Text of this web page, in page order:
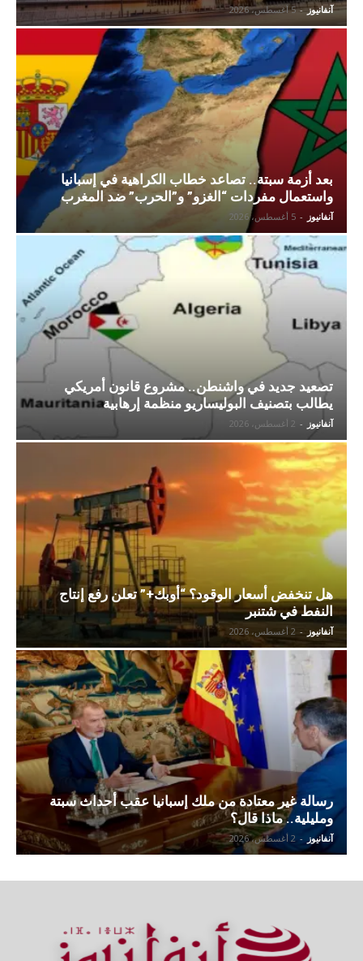
آنفانيوز - 5 أغسطس، 2026
بعد أزمة سبتة.. تصاعد خطاب الكراهية في إسبانيا
واستعمال مفردات “الغزو” و”الحرب” ضد المغرب
آنفانيوز - 5 أغسطس، 2026
تصعيد جديد في واشنطن.. مشروع قانون أمريكي
يطالب بتصنيف البوليساريو منظمة إرهابية
آنفانيوز - 2 أغسطس، 2026
هل تنخفض أسعار الوقود؟ “أوبك+” تعلن رفع إنتاج
النفط في شتنبر
آنفانيوز - 2 أغسطس، 2026
رسالة غير معتادة من ملك إسبانيا عقب أحداث سبتة
ومليلية.. ماذا قال؟
آنفانيوز - 2 أغسطس، 2026